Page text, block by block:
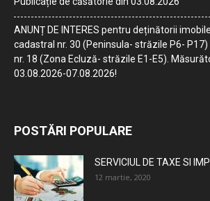
ANUNȚ DE INTERES pentru deținătorii
cadastral nr. 30 (Peninsula- străzile P6-
nr. 18 (Zona Ecluză- străzile E1-E5).
03.08.2026-07.08.2026!
POSTĂRI POPULARE
SERVICIUL DE TAXE SI
12 martie, 2020